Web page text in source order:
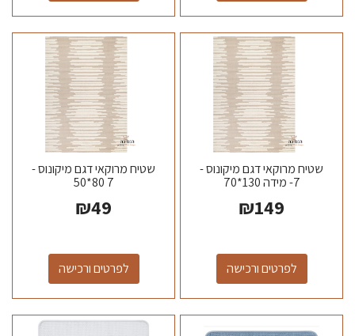
שטיח מרוקאי דגם מיקונוס -
7- מידה 130*70
₪149
לפרטים ורכישה
שטיח מרוקאי דגם מיקונוס -
7 80*50
₪49
לפרטים ורכישה